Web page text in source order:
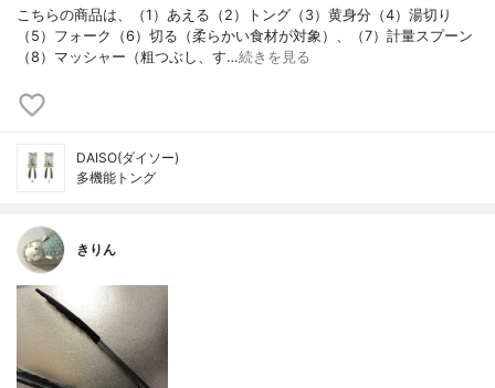
こちらの商品は、（1）あえる（2）トング（3）黄身分（4）湯切り
（5）フォーク（6）切る（柔らかい食材が対象）、（7）計量スプーン
（8）マッシャー（粗つぶし、す…続きを見る
DAISO(ダイソー)
多機能トング
きりん